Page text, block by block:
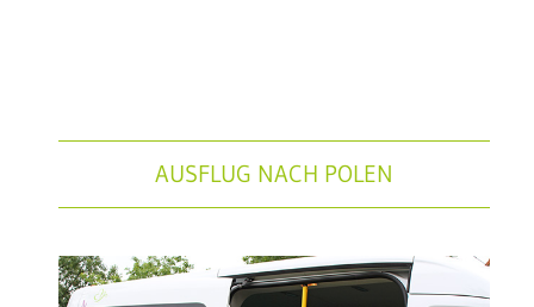
AUSFLUG NACH POLEN